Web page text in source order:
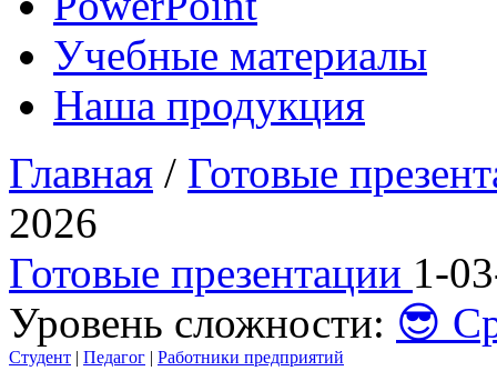
Учебные материалы
Наша продукция
Главная / Готовые
2026
Готовые презентации 1-
Уровень сложности: 😎
Студент | Педагог | Работники предприятий